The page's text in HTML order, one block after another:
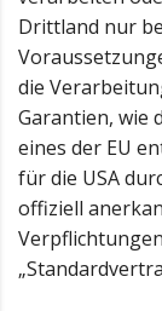
Drittland nur
die
Garantien, wie
eines der EU
für die USA
offiziell